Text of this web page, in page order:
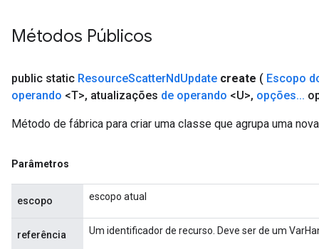
Métodos Públicos
public static ResourceScatterNdUpdate create ( Escopo
operando <T>, atualizações de operando <U>, opções...
Método de fábrica para criar uma classe que agrupa uma
Parâmetros
escopo escopo atual
referência Um identificador de recurso. Deve ser de um